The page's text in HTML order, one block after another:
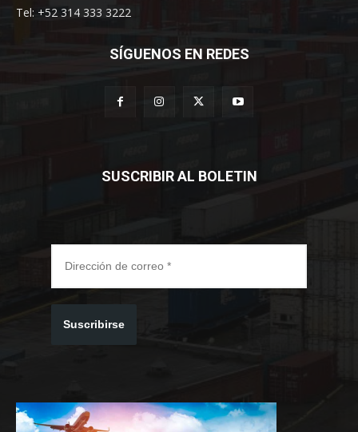
Tel: +52 314 333 3222
SÍGUENOS EN REDES
SUSCRIBIR AL BOLETIN
Suscribirse